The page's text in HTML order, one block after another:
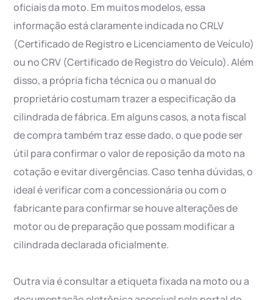
oficiais da moto. Em muitos modelos, essa
informação está claramente indicada no CRLV
(Certificado de Registro e Licenciamento de Veículo)
ou no CRV (Certificado de Registro do Veículo). Além
disso, a própria ficha técnica ou o manual do
proprietário costumam trazer a especificação da
cilindrada de fábrica. Em alguns casos, a nota fiscal
de compra também traz esse dado, o que pode ser
útil para confirmar o valor de reposição da moto na
cotação e evitar divergências. Caso tenha dúvidas, o
ideal é verificar com a concessionária ou com o
fabricante para confirmar se houve alterações de
motor ou de preparação que possam modificar a
cilindrada declarada oficialmente.
Outra via é consultar a etiqueta fixada na moto ou a